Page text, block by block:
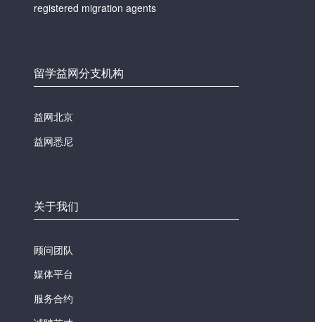
registered migration agents
留学益网分支机构
益网北京
益网悉尼
关于我们
顾问团队
媒体平台
服务合约